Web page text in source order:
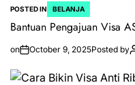
POSTED IN BELANJA
Bantuan Pengajuan Visa
on October 9, 2025Posted by